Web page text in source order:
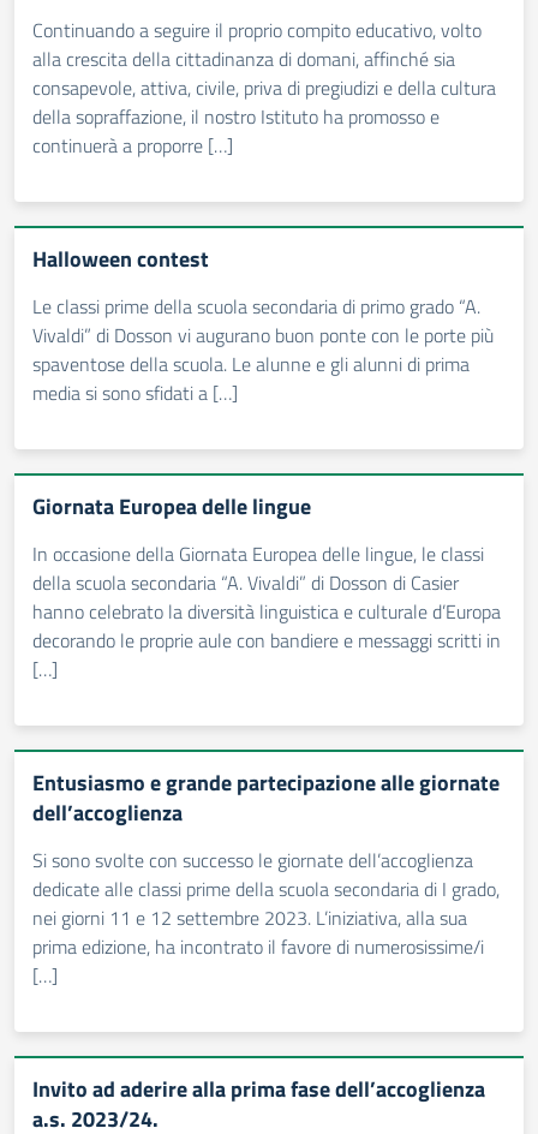
Continuando a seguire il proprio compito educativo, volto
alla crescita della cittadinanza di domani, affinché sia
consapevole, attiva, civile, priva di pregiudizi e della cultura
della sopraffazione, il nostro Istituto ha promosso e
continuerà a proporre […]
Halloween contest
Le classi prime della scuola secondaria di primo grado “A.
Vivaldi” di Dosson vi augurano buon ponte con le porte più
spaventose della scuola. Le alunne e gli alunni di prima
media si sono sfidati a […]
Giornata Europea delle lingue
In occasione della Giornata Europea delle lingue, le classi
della scuola secondaria “A. Vivaldi” di Dosson di Casier
hanno celebrato la diversità linguistica e culturale d’Europa
decorando le proprie aule con bandiere e messaggi scritti in
[…]
Entusiasmo e grande partecipazione alle giornate
dell’accoglienza
Si sono svolte con successo le giornate dell’accoglienza
dedicate alle classi prime della scuola secondaria di I grado,
nei giorni 11 e 12 settembre 2023. L’iniziativa, alla sua
prima edizione, ha incontrato il favore di numerosissime/i
[…]
Invito ad aderire alla prima fase dell’accoglienza
a.s. 2023/24.